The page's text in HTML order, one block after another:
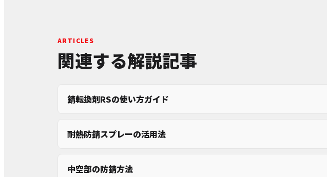
ARTICLES
関連する解説記事
錆転換剤RSの使い方ガイド
耐熱防錆スプレーの活用法
中空部の防錆方法